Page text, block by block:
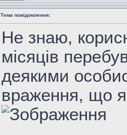
Тема повідомлення:
Не знаю,
місяців
деякими
враження, що